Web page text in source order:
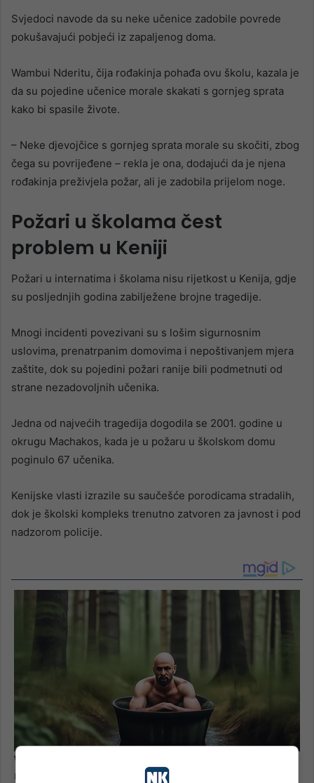
Svjedoci navode da su neke učenice zadobile povrede
pokušavajući pobjeći iz zapaljenog doma.
Wambui Nderitu, čija rođakinja pohađa ovu školu, kazala je
da su pojedine učenice morale skakati s gornjeg sprata
kako bi spasile živote.
– Neke djevojčice s gornjeg sprata morale su skočiti, zbog
čega su povrijeđene – rekla je ona, dodajući da je njena
rođakinja preživjela požar, ali je zadobila prijelom noge.
Požari u školama čest
problem u Keniji
Požari u internatima i školama nisu rijetkost u Kenija, gdje
su posljednjih godina zabilježene brojne tragedije.
Mnogi incidenti povezivani su s lošim sigurnosnim
uslovima, prenatrpanim domovima i nepoštivanjem mjera
zaštite, dok su pojedini požari ranije bili podmetnuti od
strane nezadovoljnih učenika.
Jedna od najvećih tragedija dogodila se 2001. godine u
okrugu Machakos, kada je u požaru u školskom domu
poginulo 67 učenika.
Kenijske vlasti izrazile su saučešće porodicama stradalih,
dok je školski kompleks trenutno zatvoren za javnost i pod
nadzorom policije.